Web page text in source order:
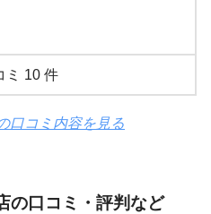
ミ 10 件
口コミ内容を見る
の口コミ・評判など